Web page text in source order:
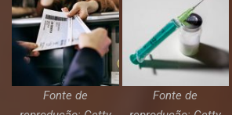
Fonte de
Fonte de